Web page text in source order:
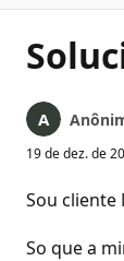
19 de dez. de
Sou cliente
So que a